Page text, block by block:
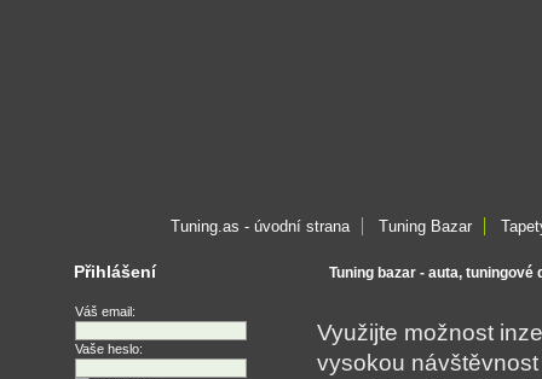
Tuning.as - úvodní strana Tuning Bazar
Tuning bazar - auta,
Využijte možnost
vysokou
Přihlášení
Váš email:
Vaše heslo: